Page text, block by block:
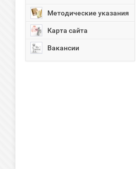
Методические указания
Карта сайта
Вакансии